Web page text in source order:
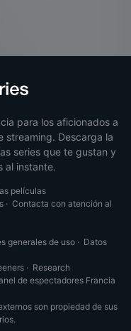
para los aficionados a
streaming. Descarga la
series que te gustan y
al instante.
películas
· Contacta con atención al
generales de uso· Datos
· Research
de espectadores Francia
son propiedad de sus